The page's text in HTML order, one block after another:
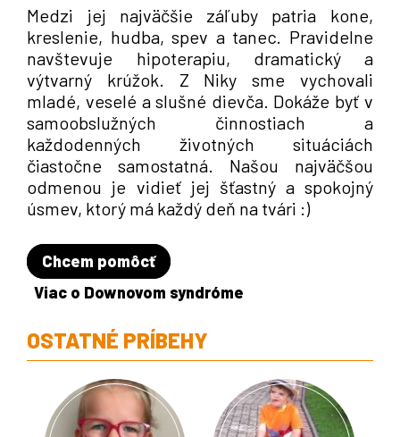
Medzi jej najväčšie záľuby patria kone,
kreslenie, hudba, spev a tanec. Pravidelne
navštevuje hipoterapiu, dramatický a
výtvarný krúžok. Z Niky sme vychovali
mladé, veselé a slušné dievča. Dokáže byť v
samoobslužných činnostiach a
každodenných životných situáciách
čiastočne samostatná. Našou najväčšou
odmenou je vidieť jej šťastný a spokojný
úsmev, ktorý má každý deň na tvári :)
Chcem pomôcť
Viac o Downovom syndróme
OSTATNÉ PRÍBEHY